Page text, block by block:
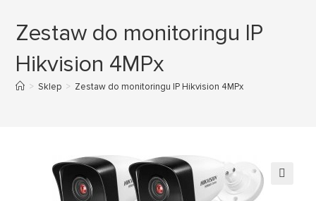
Zestaw do monitoringu IP
Hikvision 4MPx
> Sklep > Zestaw do monitoringu IP Hikvision 4MPx